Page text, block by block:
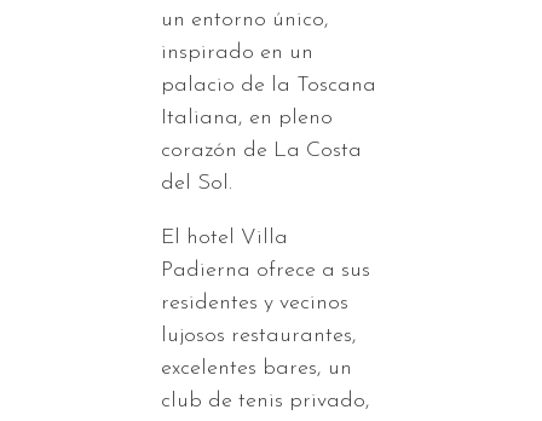
un entorno único,
inspirado en un
palacio de la Toscana
Italiana, en pleno
corazón de La Costa
del Sol.
El hotel Villa
Padierna ofrece a sus
residentes y vecinos
lujosos restaurantes,
excelentes bares, un
club de tenis privado,